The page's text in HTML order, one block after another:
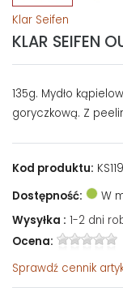
Klar Seifen
KLAR SEIFEN
135g. Mydło
goryczkową. Z
Kod produktu:
Dostępność:
W
Wysyłka : 1-2 dni
Ocena:
Sprawdź cennik